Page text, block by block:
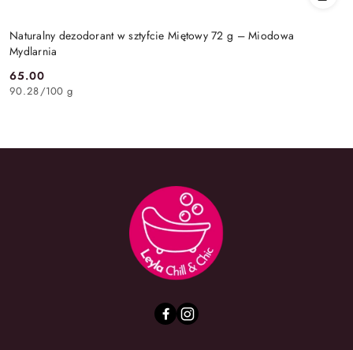
Naturalny dezodorant w sztyfcie Miętowy 72 g – Miodowa
Mydlarnia
Cena:
65.00
90.28/100 g